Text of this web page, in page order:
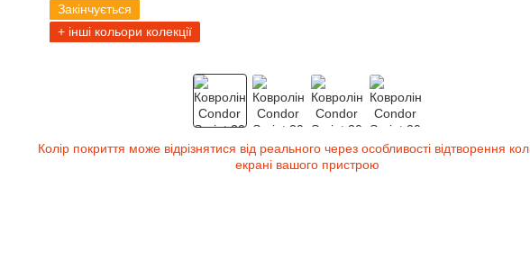
Закінчується
+ інші кольори колекції
Колір покриття може відрізнятися від реального через особливості відтворення
екрані вашого пристрою